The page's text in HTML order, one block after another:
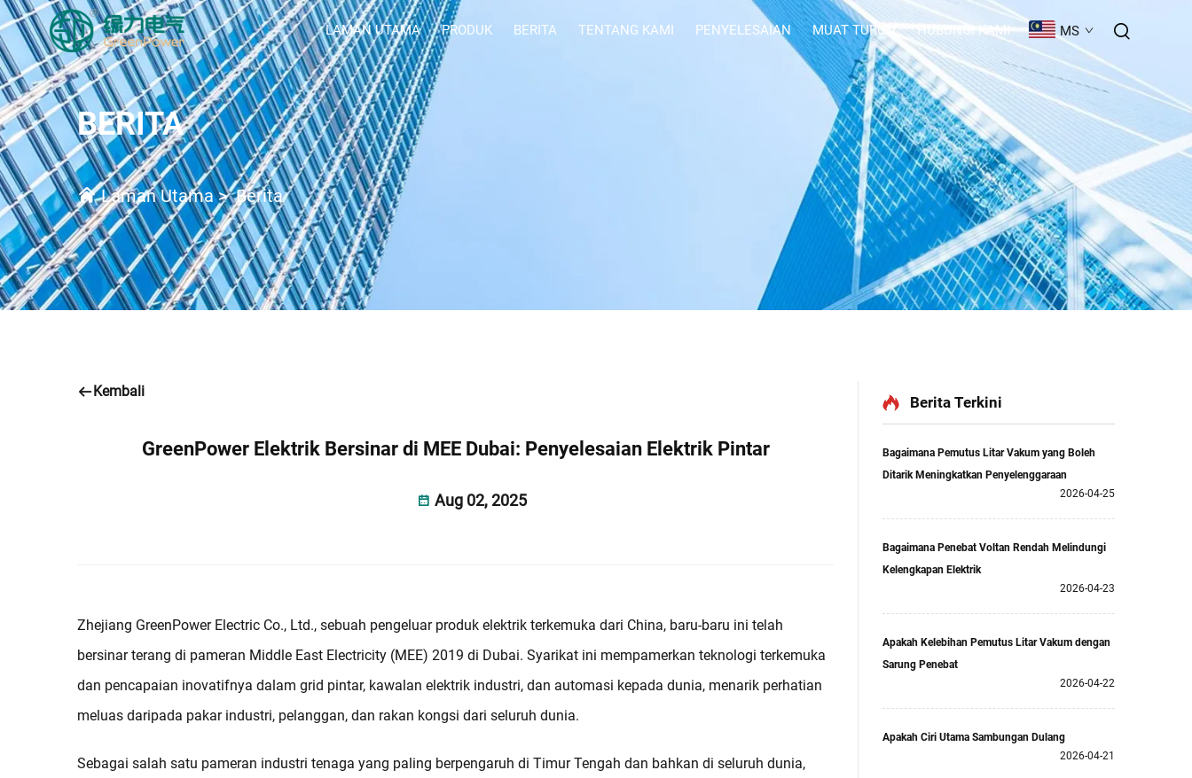
LAMAN UTAMA PRODUK BERITA TENTANG KAMI PENYELESAIAN MUAT TURUN HUBUNGI KAMI MS
BERITA
Laman Utama>Berita
Kembali
GreenPower Elektrik Bersinar di MEE Dubai: Penyelesaian Elektrik Pintar
Aug 02, 2025
Zhejiang GreenPower Electric Co., Ltd., sebuah pengeluar produk elektrik terkemuka dari China, baru-baru ini telah
bersinar terang di pameran Middle East Electricity (MEE) 2019 di Dubai. Syarikat ini mempamerkan teknologi terkemuka
dan pencapaian inovatifnya dalam grid pintar, kawalan elektrik industri, dan automasi kepada dunia, menarik perhatian
meluas daripada pakar industri, pelanggan, dan rakan kongsi dari seluruh dunia.
Sebagai salah satu pameran industri tenaga yang paling berpengaruh di Timur Tengah dan bahkan di seluruh dunia,
Berita Terkini
Bagaimana Pemutus Litar Vakum yang Boleh
Ditarik Meningkatkan Penyelenggaraan
2026-04-25
Bagaimana Penebat Voltan Rendah Melindungi
Kelengkapan Elektrik
2026-04-23
Apakah Kelebihan Pemutus Litar Vakum dengan
Sarung Penebat
2026-04-22
Apakah Ciri Utama Sambungan Dulang
2026-04-21